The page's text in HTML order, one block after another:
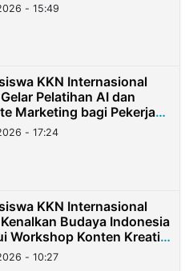
- 15:49
KKN Internasional
Pelatihan AI dan
Marketing bagi Pekerja
Indonesia di Taiwan
- 17:24
KKN Internasional
Budaya Indonesia
Workshop Konten Kreatif
- 10:27